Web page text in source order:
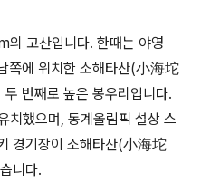
고산입니다. 한때는 야영
쪽에 위치한 소해타산(小海坨
번째로 높은 봉우리입니다.
치했으며, 동계올림픽 설상 스
경기장이 소해타산(小海坨
니다.